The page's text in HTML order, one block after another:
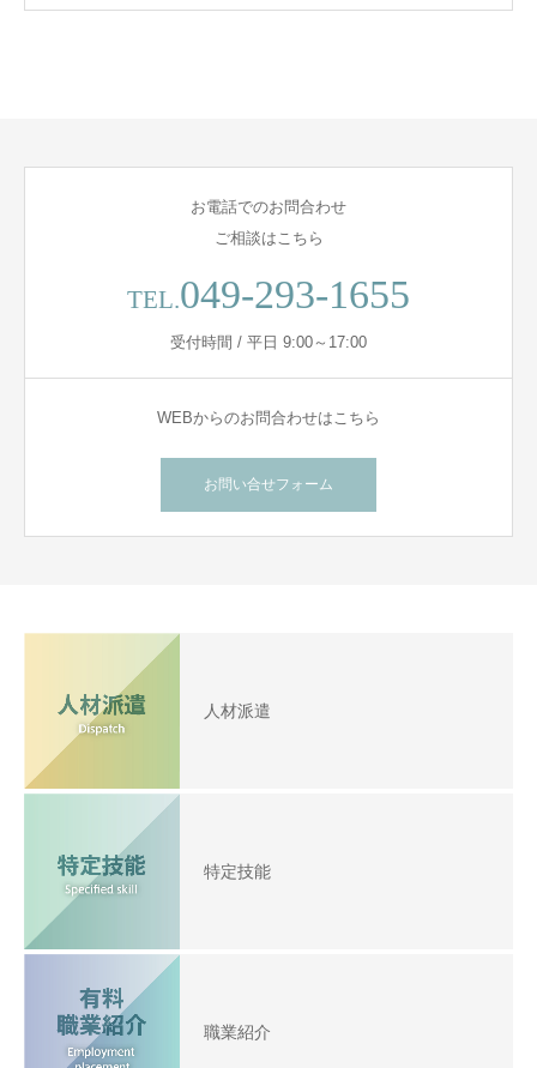
お電話でのお問合わせ
ご相談はこちら
TEL.049-293-1655
受付時間 / 平日 9:00～17:00
WEBからのお問合わせはこちら
お問い合せフォーム
人材派遣
特定技能
職業紹介